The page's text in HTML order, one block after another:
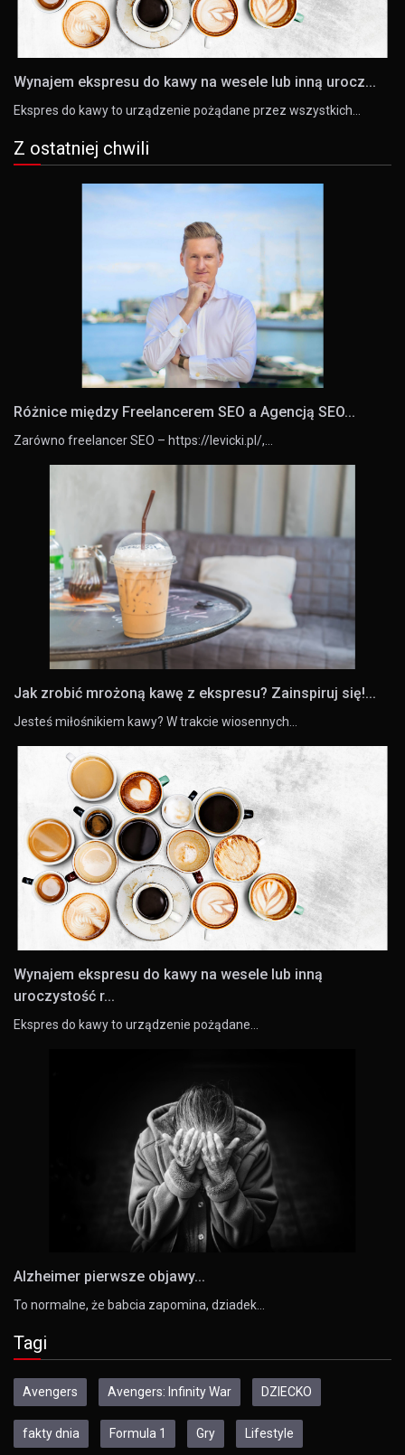
Wynajem ekspresu do kawy na wesele lub inną urocz...
Ekspres do kawy to urządzenie pożądane przez wszystkich…
Z ostatniej chwili
Różnice między Freelancerem SEO a Agencją SEO...
Zarówno freelancer SEO – https://levicki.pl/,…
Jak zrobić mrożoną kawę z ekspresu? Zainspiruj się!...
Jesteś miłośnikiem kawy? W trakcie wiosennych…
Wynajem ekspresu do kawy na wesele lub inną
uroczystość r...
Ekspres do kawy to urządzenie pożądane…
Alzheimer pierwsze objawy...
To normalne, że babcia zapomina, dziadek…
Tagi
Avengers Avengers: Infinity War DZIECKO
fakty dnia Formula 1 Gry Lifestyle